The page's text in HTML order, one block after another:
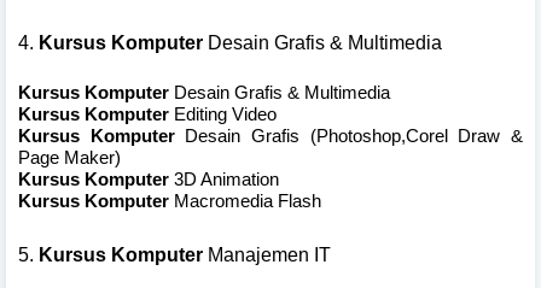
4. Kursus Komputer Desain Grafis & Multimedia
Kursus Komputer Desain Grafis & Multimedia
Kursus Komputer Editing Video
Kursus KomputerDesain Grafis (Photoshop,Corel Draw &
Page Maker)
Kursus Komputer 3D Animation
Kursus Komputer Macromedia Flash
5. Kursus Komputer Manajemen IT